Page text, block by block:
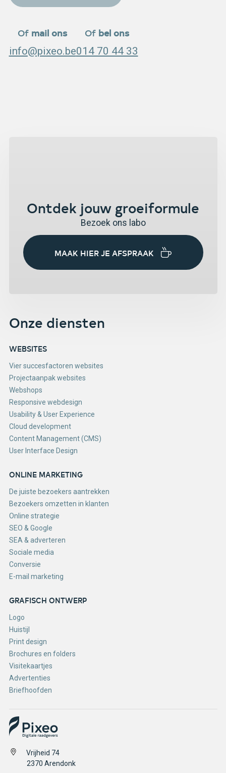
Of mail ons
info@pixeo.be
Of bel ons
014 70 44 33
Ontdek jouw groeiformule
Bezoek ons labo
MAAK HIER JE AFSPRAAK
Onze diensten
WEBSITES
Vier succesfactoren websites
Projectaanpak websites
Webshops
Responsive webdesign
Usability & User Experience
Cloud development
Content Management (CMS)
User Interface Design
ONLINE MARKETING
De juiste bezoekers aantrekken
Bezoekers omzetten in klanten
Online strategie
SEO & Google
SEA & adverteren
Sociale media
Conversie
E-mail marketing
GRAFISCH ONTWERP
Logo
Huistijl
Print design
Brochures en folders
Visitekaartjes
Advertenties
Briefhoofden
Vrijheid 74
2370 Arendonk